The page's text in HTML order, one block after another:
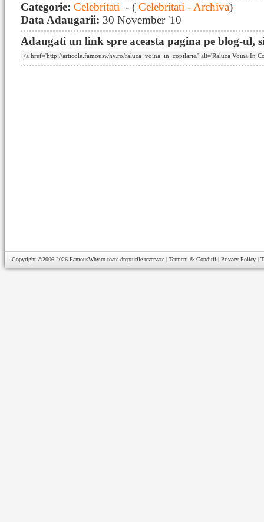
Categorie: Celebritati - ( Celebritati - Archiva)
Data Adaugarii: 30 November '10
Adaugati un link spre aceasta pagina pe blog-ul,
Copyright ©2006-2026 FamousWhy.ro toate drepturile rezervate | Termeni & Conditii | Privacy Policy |